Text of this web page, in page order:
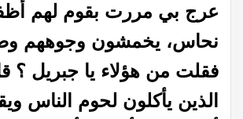
عرج بي مررت بقوم لهم
نحاس، يخمشون وجوههم
فقلت من هؤلاء يا جبريل ؟
الذين يأكلون لحوم الناس